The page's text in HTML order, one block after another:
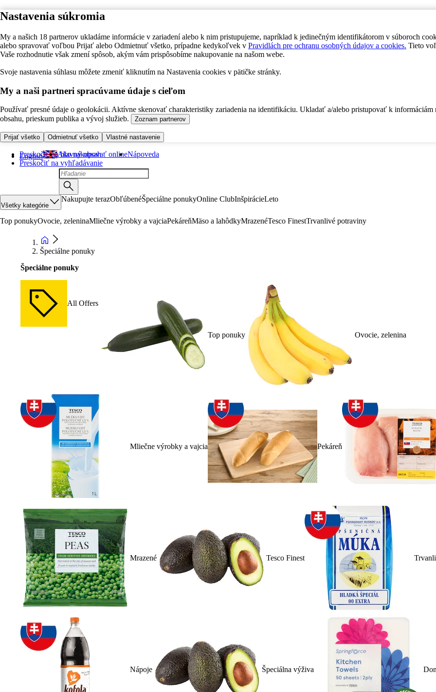
Nastavenia súkromia
My a našich 18 partnerov ukladáme informácie v zariadení alebo k nim pristupujeme, napríklad k jedinečným identifikátorom v súboroch
alebo spravovať voľbou Prijať alebo Odmietnuť všetko, prípadne kedykoľvek v Pravidlách pre ochranu osobných údajov a cookies. Tieto
Vaše rozhodnutie však zmení spôsob, akým vám prispôsobíme nakupovanie na našom webe.
Svoje nastavenia súhlasu môžete zmeniť kliknutím na Nastavenia cookies v pätičke stránky.
My a naši partneri spracúvame údaje s cieľom
Používať presné údaje o geolokácii. Aktívne skenovať charakteristiky zariadenia na identifikáciu. Ukladať a/alebo pristupovať k informáciám
obsahu, prieskum publika a vývoj služieb.
Zoznam partnerov
Prijať všetko Odmietnuť všetko Vlastné nastavenie
Preskočiť na hlavný obsah
Preskočiť na vyhľadávanie
English Ako nakupovať onlineNápoveda
Všetky kategórie
Nakupujte terazObľúbenéŠpeciálne ponukyOnline ClubInšpirácieLeto
Top ponukyOvocie, zeleninaMliečne výrobky a vajciaPekáreňMäso a lahôdkyMrazenéTesco FinestTrvanlivé potraviny
Špeciálne ponuky
Špeciálne ponuky
All Offers
Top ponuky Ovocie, zelenina
Mliečne výrobky a vajcia Pekáreň
Mrazené Tesco Finest
Nápoje Špeciálna výživa